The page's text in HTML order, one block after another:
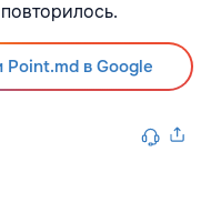
Point.md в Google